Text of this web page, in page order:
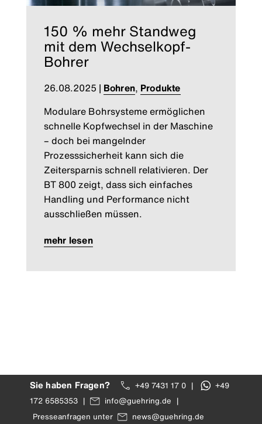
150 % mehr Standweg
mit dem Wechselkopf-
Bohrer
26.08.2025 | Bohren, Produkte
Modulare Bohrsysteme ermöglichen
schnelle Kopfwechsel in der Maschine
– doch bei mangelnder
Prozesssicherheit kann sich die
Zeitersparnis schnell relativieren. Der
BT 800 zeigt, dass sich einfaches
Handling und Performance nicht
ausschließen müssen.
mehr lesen
Sie haben Fragen? +49 7431 17 0 |
+49
172 6585353 | info@guehring.de |
Presseanfragen unter
news@guehring.de